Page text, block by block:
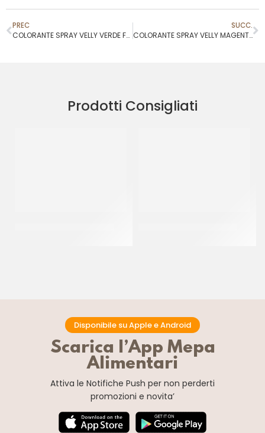
PREC
COLORANTE SPRAY VELLY VERDE FANGO
SUCC.
COLORANTE SPRAY VELLY MAGENTA
Prodotti Consigliati
Disponibile su Apple e Android
Scarica l’App Mepa
Alimentari
Attiva le Notifiche Push per non perderti
promozioni e novita’